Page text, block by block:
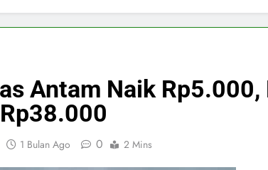
Antam Naik
1 Bulan Ago 0 2 Mins